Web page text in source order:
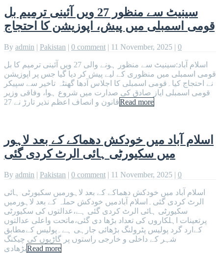
سینیٹ سے منظور 27 ویں آئینی ترمیم بل
قومی اسمبلی میں پیش، اپوزیشن کا احتجاج
By admin | Pakistan | 0 comment | 11 November, 2025 | 0
اسلام آباد:سینیٹ سے منظور ہونے والی 27 ویں آئینی ترمیم کا بل
قومی اسمبلی میں منظوری کے لیے پیش کر دیا گیا جس پر اپوزیشن
نے احتجاج کیا۔قومی اسمبلی کا اجلاس آدھا گھنٹہ تاخیر سے سپیکر
قومی اسمبلی ایاز صادق کی صدارت میں شروع ہوا، وفاقی وزیر
قانون و انصاف اعظم نذیر تارڑ نے 27Read more
اسلام آباد میں خودکش دھماکے کے بعد لاہور
میں سکیورٹی ہائی الرٹ کردی گئی
By admin | Pakistan | 0 comment | 11 November, 2025 | 0
اسلام آباد میں خودکش دھماکے کے بعد لاہورمیں سکیورٹی ہائی
الرٹ کردی گئی۔اسلام آبادمیں خودکش حملہ کے بعد لاہورمیں
سکیورٹی ہائی الرٹ کردی گئی ہے،عدالتوں کی سکیورٹی
پرتعینات اہلکاروں کی تعداد بڑھا دی گئی،ماتحت واعلی عدالتوں
کےارد گرد پولیس پٹرولنگ بڑھائی جارہی ہے۔پولیس کےمطابق
شہر کے داخلی و خارجی راستوں پر گاڑیوں کی چیکنگ
بڑھادیRead more